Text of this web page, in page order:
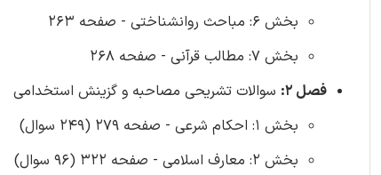
بخش 6: مباحث روانشناختی - صفحه 263
بخش 7: مطالب قرآنی - صفحه 268
فصل 2:
سوالات تشریحی مصاحبه و گزینش استخدامی
بخش 1: احکام شرعی - صفحه 279 (249 سوال)
بخش 2: معارف اسلامی - صفحه 322 (96 سوال)